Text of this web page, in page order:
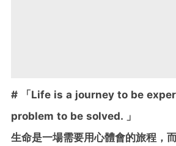
# 「Life is a journey to be
problem to be solved. 」
生命是一場需要用心體會的旅程，